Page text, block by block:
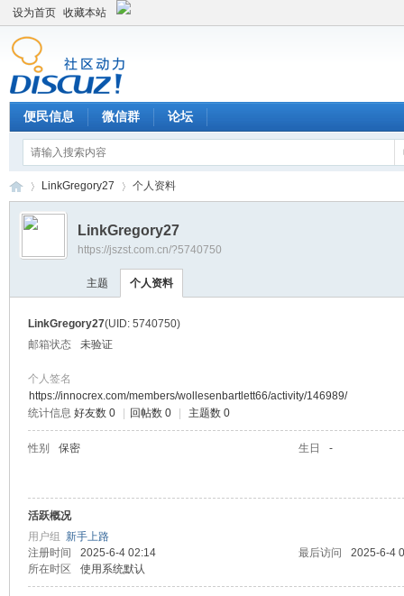
设为首页 收藏本站
便民信息 微信群 论坛
›
LinkGregory27 个人资料
LinkGregory27
https://jszst.com.cn/?5740750
主题 个人资料
LinkGregory27(UID: 5740750)
邮箱状态
未验证
个人签名
https://innocrex.com/members/wollesenbartlett66/activity/146989/
统计信息 好友数 0 回帖数 0 主题数 0
性别 保密 生日 -
活跃概况
用户组 新手上路
注册时间
2025-6-4 02:14 最后访问
2025-6-4
所在时区
使用系统默认